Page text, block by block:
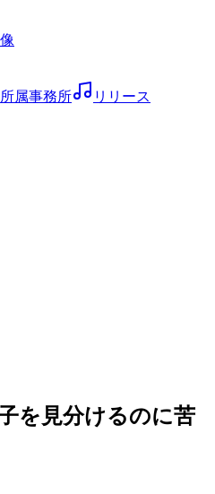
所属事務所 リリース
を見分けるのに苦